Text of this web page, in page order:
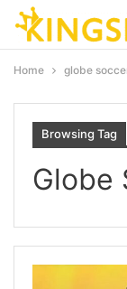
Home globe
Browsing Tag
Globe